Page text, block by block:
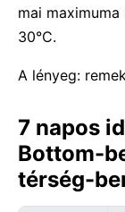
mai
30°C.
A lényeg:
7 napos
Bottom-
térség-